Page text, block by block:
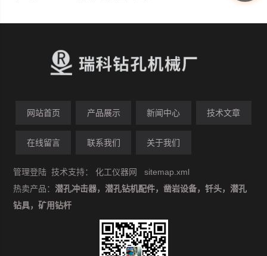
网站首页 产品展示 新闻中心 技术文章
在线留言 联系我们 关于我们
管理登陆 技术支持：化工仪器网
sitemap.xml
热卖产品：潜孔冲击器，潜孔钻机配件，凿岩设备，钎头，潜孔
钻具，矿用钻杆